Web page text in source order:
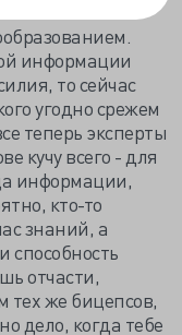
информации
то сейчас
угодно срежем
теперь эксперты
кучу всего - для
информации,
кто-то
знаний, а
способность
отчасти,
тех же бицепсов,
дело, когда тебе